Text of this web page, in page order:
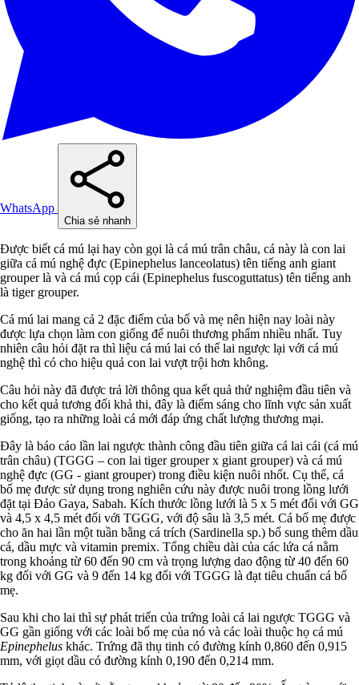
WhatsApp
Chia sẻ nhanh
Được biết cá mú lại hay còn gọi là cá mú trân châu, cá này là con lai
giữa cá mú nghệ đực (Epinephelus lanceolatus) tên tiếng anh giant
grouper là và cá mú cọp cái (Epinephelus fuscoguttatus) tên tiếng anh
là tiger grouper.
Cá mú lai mang cả 2 đặc điểm của bố và mẹ nên hiện nay loài này
được lựa chọn làm con giống để nuôi thương phẩm nhiều nhất. Tuy
nhiên câu hỏi đặt ra thì liệu cá mú lai có thể lai ngược lại với cá mú
nghệ thì có cho hiệu quả con lai vượt trội hơn không.
Câu hỏi này đã được trả lời thông qua kết quả thử nghiệm đầu tiên và
cho kết quả tương đối khả thi, đây là điểm sáng cho lĩnh vực sản xuất
giống, tạo ra những loài cá mới đáp ứng chất lượng thương mại.
Đây là báo cáo lần lai ngược thành công đầu tiên giữa cá lai cái (cá mú
trân châu) (TGGG – con lai tiger grouper x giant grouper) và cá mú
nghệ đực (GG - giant grouper) trong điều kiện nuôi nhốt. Cụ thể, cá
bố mẹ được sử dụng trong nghiên cứu này được nuôi trong lồng lưới
đặt tại Đảo Gaya, Sabah. Kích thước lồng lưới là 5 x 5 mét đối với GG
và 4,5 x 4,5 mét đối với TGGG, với độ sâu là 3,5 mét. Cá bố mẹ được
cho ăn hai lần một tuần bằng cá trích (Sardinella sp.) bổ sung thêm dầu
cá, dầu mực và vitamin premix. Tổng chiều dài của các lứa cá nằm
trong khoảng từ 60 đến 90 cm và trọng lượng dao động từ 40 đến 60
kg đối với GG và 9 đến 14 kg đối với TGGG là đạt tiêu chuẩn cá bố
mẹ.
Sau khi cho lai thì sự phát triển của trứng loài cá lai ngược TGGG và
GG gần giống với các loài bố mẹ của nó và các loài thuộc họ cá mú
Epinephelus khác. Trứng đã thụ tinh có đường kính 0,860 đến 0,915
mm, với giọt dầu có đường kính 0,190 đến 0,214 mm.